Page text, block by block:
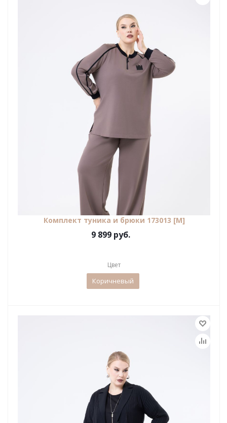
Комплект туника и брюки 173013 [М]
9 899 руб.
Цвет
Коричневый